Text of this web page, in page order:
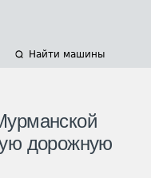
Найти машины
дорожную